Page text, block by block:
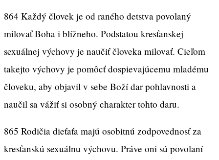
864 Každý človek je od raného detstva povolaný
milovať Boha i blížneho. Podstatou kresťanskej
sexuálnej výchovy je naučiť človeka milovať. Cieľom
takejto výchovy je pomôcť dospievajúcemu mladému
človeku, aby objavil v sebe Boží dar pohlavnosti a
naučil sa vážiť si osobný charakter tohto daru.
865 Rodičia dieťaťa majú osobitnú zodpovednosť za
kresťanskú sexuálnu výchovu. Práve oni sú povolaní